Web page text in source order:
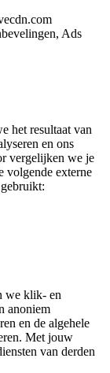
Ads
het resultaat van
en ons
vergelijken we je
volgende externe
we klik- en
anoniem
en de algehele
Met jouw
van derden